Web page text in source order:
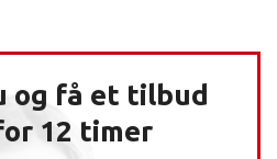
og få et tilbud
12 timer